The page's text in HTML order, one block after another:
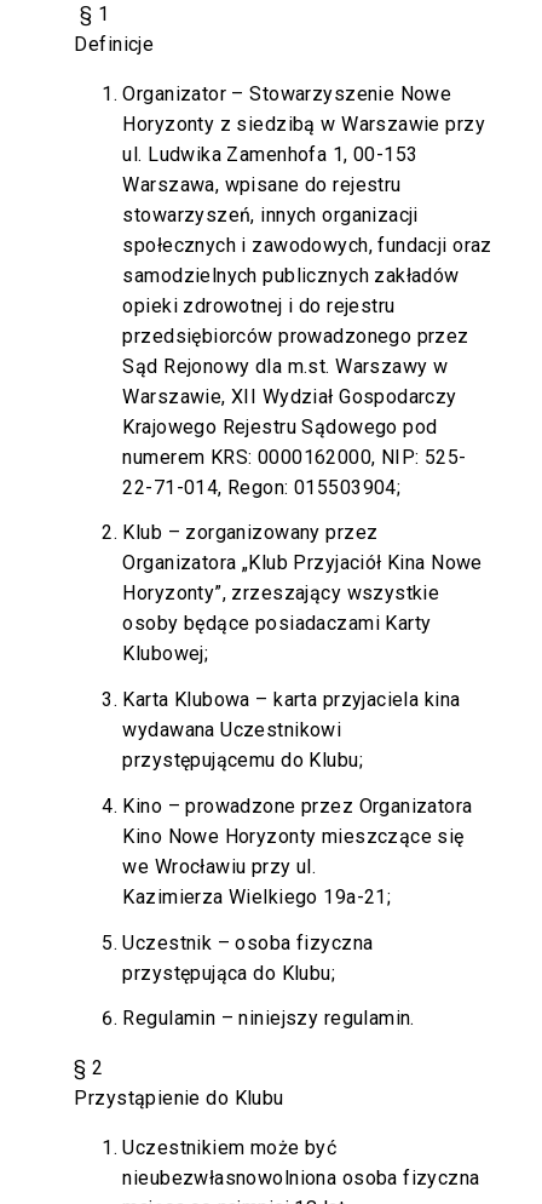
§ 1
Definicje
Organizator – Stowarzyszenie Nowe
Horyzonty z siedzibą w Warszawie przy
ul. Ludwika Zamenhofa 1, 00-153
Warszawa, wpisane do rejestru
stowarzyszeń, innych organizacji
społecznych i zawodowych, fundacji oraz
samodzielnych publicznych zakładów
opieki zdrowotnej i do rejestru
przedsiębiorców prowadzonego przez
Sąd Rejonowy dla m.st. Warszawy w
Warszawie, XII Wydział Gospodarczy
Krajowego Rejestru Sądowego pod
numerem KRS: 0000162000, NIP: 525-
22-71-014, Regon: 015503904;
Klub – zorganizowany przez
Organizatora „Klub Przyjaciół Kina Nowe
Horyzonty”, zrzeszający wszystkie
osoby będące posiadaczami Karty
Klubowej;
Karta Klubowa – karta przyjaciela kina
wydawana Uczestnikowi
przystępującemu do Klubu;
Kino – prowadzone przez Organizatora
Kino Nowe Horyzonty mieszczące się
we Wrocławiu przy ul.
Kazimierza Wielkiego 19a-21;
Uczestnik – osoba fizyczna
przystępująca do Klubu;
Regulamin – niniejszy regulamin.
§ 2
Przystąpienie do Klubu
Uczestnikiem może być
nieubezwłasnowolniona osoba fizyczna